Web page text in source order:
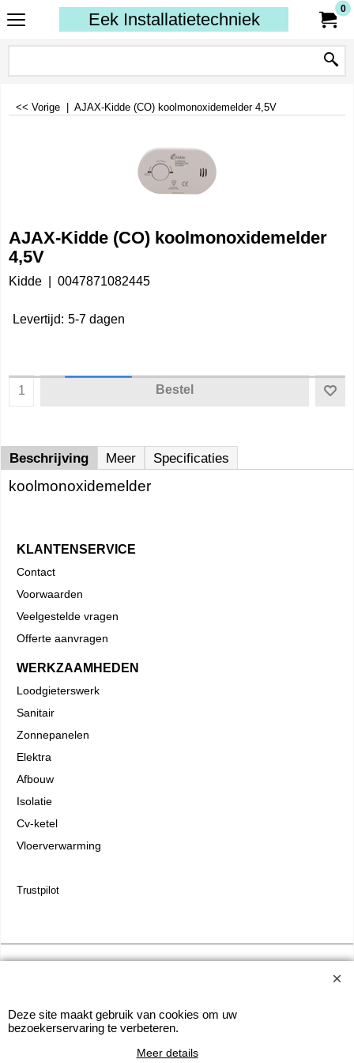
Eek Installatietechniek
0
<< Vorige AJAX-Kidde (CO) koolmonoxidemelder 4,5V
AJAX-Kidde (CO) koolmonoxidemelder
4,5V
Kidde 0047871082445
Levertijd: 5-7 dagen
Bestel
Beschrijving Meer Specificaties
koolmonoxidemelder
KLANTENSERVICE
Contact
Voorwaarden
Veelgestelde vragen
Offerte aanvragen
WERKZAAMHEDEN
Loodgieterswerk
Sanitair
Zonnepanelen
Elektra
Afbouw
Isolatie
Cv-ketel
Vloerverwarming
Trustpilot
Deze site maakt gebruik van cookies om uw
bezoekerservaring te verbeteren.
Meer details